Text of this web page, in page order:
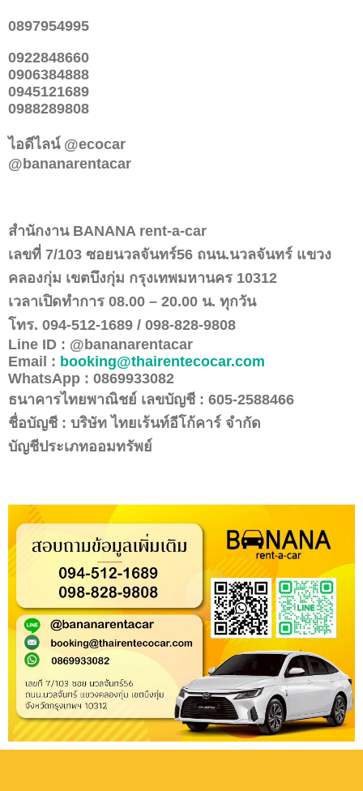
0897954995
0922848660
0906384888
0945121689
0988289808
ไอดีไลน์ @ecocar
@bananarentacar
สำนักงาน BANANA rent-a-car
เลขที่ 7/103 ซอยนวลจันทร์56 ถนน.นวลจันทร์ แขวง
คลองกุ่ม เขตบึงกุ่ม กรุงเทพมหานคร 10312
เวลาเปิดทำการ 08.00 – 20.00 น. ทุกวัน
โทร. 094-512-1689 / 098-828-9808
Line ID : @bananarentacar
Email : booking@thairentecocar.com
WhatsApp : 0869933082
ธนาคารไทยพาณิชย์ เลขบัญชี : 605-2588466
ชื่อบัญชี : บริษัท ไทยเร้นท์อีโก้คาร์ จำกัด
บัญชีประเภทออมทรัพย์